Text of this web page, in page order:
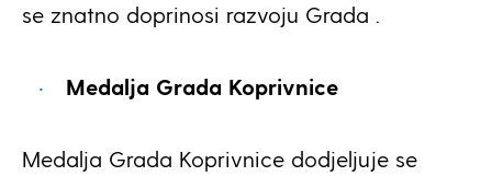
se znatno doprinosi razvoju Grada .
Medalja Grada Koprivnice
Medalja Grada Koprivnice dodjeljuje se